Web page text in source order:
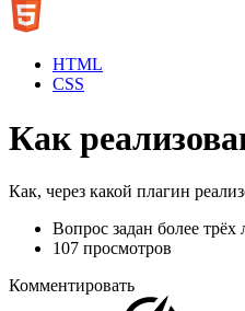
HTML
CSS
Как
Как, через какой плагин
Вопрос задан более трёх
107 просмотров
Комментировать